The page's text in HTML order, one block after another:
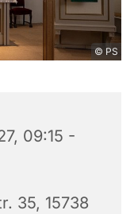
© PS
09:15 -
35, 15738